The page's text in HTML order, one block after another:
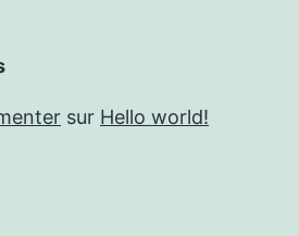
sur Hello world!